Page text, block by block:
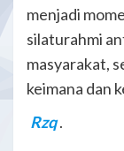
menjadi
silaturahmi
masyarakat,
keimana dan
Rzq .